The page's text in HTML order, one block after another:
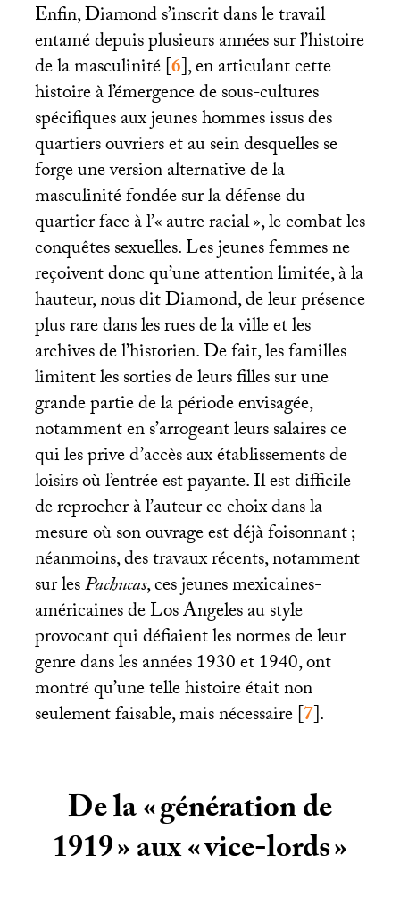
Enfin, Diamond s’inscrit dans le travail
entamé depuis plusieurs années sur l’histoire
de la masculinité[6], en articulant cette
histoire à l’émergence de sous-cultures
spécifiques aux jeunes hommes issus des
quartiers ouvriers et au sein desquelles se
forge une version alternative de la
masculinité fondée sur la défense du
quartier face à l’«autre racial», le combat les
conquêtes sexuelles. Les jeunes femmes ne
reçoivent donc qu’une attention limitée, à la
hauteur, nous dit Diamond, de leur présence
plus rare dans les rues de la ville et les
archives de l’historien. De fait, les familles
limitent les sorties de leurs filles sur une
grande partie de la période envisagée,
notamment en s’arrogeant leurs salaires ce
qui les prive d’accès aux établissements de
loisirs où l’entrée est payante. Il est difficile
de reprocher à l’auteur ce choix dans la
mesure où son ouvrage est déjà foisonnant;
néanmoins, des travaux récents, notamment
sur lesPachucas, ces jeunes mexicaines-
américaines de Los Angeles au style
provocant qui défiaient les normes de leur
genre dans les années 1930 et 1940, ont
montré qu’une telle histoire était non
seulement faisable, mais nécessaire[7].
De la «génération de
1919» aux «vice-lords»